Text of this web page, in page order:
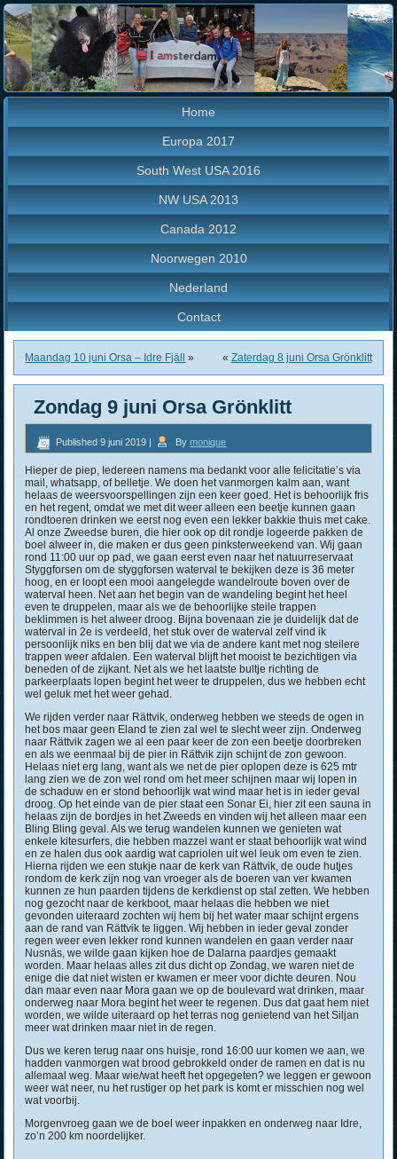
Home
Europa 2017
South West USA 2016
NW USA 2013
Canada 2012
Noorwegen 2010
Nederland
Contact
Maandag 10 juni Orsa – Idre Fjäll » « Zaterdag 8 juni Orsa Grönklitt
Zondag 9 juni Orsa Grönklitt
Published 9 juni 2019 | By monique
Hieper de piep, Iedereen namens ma bedankt voor alle felicitatie’s via
mail, whatsapp, of belletje. We doen het vanmorgen kalm aan, want
helaas de weersvoorspellingen zijn een keer goed. Het is behoorlijk fris
en het regent, omdat we met dit weer alleen een beetje kunnen gaan
rondtoeren drinken we eerst nog even een lekker bakkie thuis met cake.
Al onze Zweedse buren, die hier ook op dit rondje logeerde pakken de
boel alweer in, die maken er dus geen pinksterweekend van. Wij gaan
rond 11:00 uur op pad, we gaan eerst even naar het natuurreservaat
Styggforsen om de styggforsen waterval te bekijken deze is 36 meter
hoog, en er loopt een mooi aangelegde wandelroute boven over de
waterval heen. Net aan het begin van de wandeling begint het heel
even te druppelen, maar als we de behoorlijke steile trappen
beklimmen is het alweer droog. Bijna bovenaan zie je duidelijk dat de
waterval in 2e is verdeeld, het stuk over de waterval zelf vind ik
persoonlijk niks en ben blij dat we via de andere kant met nog steilere
trappen weer afdalen. Een waterval blijft het mooist te bezichtigen via
beneden of de zijkant. Net als we het laatste bultje richting de
parkeerplaats lopen begint het weer te druppelen, dus we hebben echt
wel geluk met het weer gehad.
We rijden verder naar Rättvik, onderweg hebben we steeds de ogen in
het bos maar geen Eland te zien zal wel te slecht weer zijn. Onderweg
naar Rättvik zagen we al een paar keer de zon een beetje doorbreken
en als we eenmaal bij de pier in Rättvik zijn schijnt de zon gewoon.
Helaas niet erg lang, want als we net de pier oplopen deze is 625 mtr
lang zien we de zon wel rond om het meer schijnen maar wij lopen in
de schaduw en er stond behoorlijk wat wind maar het is in ieder geval
droog. Op het einde van de pier staat een Sonar Ei, hier zit een sauna in
helaas zijn de bordjes in het Zweeds en vinden wij het alleen maar een
Bling Bling geval. Als we terug wandelen kunnen we genieten wat
enkele kitesurfers, die hebben mazzel want er staat behoorlijk wat wind
en ze halen dus ook aardig wat capriolen uit wel leuk om even te zien.
Hierna rijden we een stukje naar de kerk van Rättvik, de oude hutjes
rondom de kerk zijn nog van vroeger als de boeren van ver kwamen
kunnen ze hun paarden tijdens de kerkdienst op stal zetten. We hebben
nog gezocht naar de kerkboot, maar helaas die hebben we niet
gevonden uiteraard zochten wij hem bij het water maar schijnt ergens
aan de rand van Rättvik te liggen. Wij hebben in ieder geval zonder
regen weer even lekker rond kunnen wandelen en gaan verder naar
Nusnäs, we wilde gaan kijken hoe de Dalarna paardjes gemaakt
worden. Maar helaas alles zit dus dicht op Zondag, we waren niet de
enige die dat niet wisten er kwamen er meer voor dichte deuren. Nou
dan maar even naar Mora gaan we op de boulevard wat drinken, maar
onderweg naar Mora begint het weer te regenen. Dus dat gaat hem niet
worden, we wilde uiteraard op het terras nog genietend van het Siljan
meer wat drinken maar niet in de regen.
Dus we keren terug naar ons huisje, rond 16:00 uur komen we aan, we
hadden vanmorgen wat brood gebrokkeld onder de ramen en dat is nu
allemaal weg. Maar wie/wat heeft het opgegeten? we leggen er gewoon
weer wat neer, nu het rustiger op het park is komt er misschien nog wel
wat voorbij.
Morgenvroeg gaan we de boel weer inpakken en onderweg naar Idre,
zo’n 200 km noordelijker.